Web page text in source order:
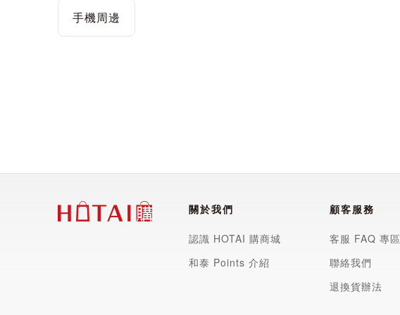
手機周邊
關於我們
認識 HOTAI 購商城
和泰 Points 介紹
顧客服務
客服 FAQ 專區
聯絡我們
退換貨辦法